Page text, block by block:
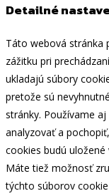
Detailné
Táto webová stránka
zážitku pri
ukladajú súbory
pretože sú
stránky. Používame
analyzovať a
cookies budú
Máte tiež možnosť
týchto súborov